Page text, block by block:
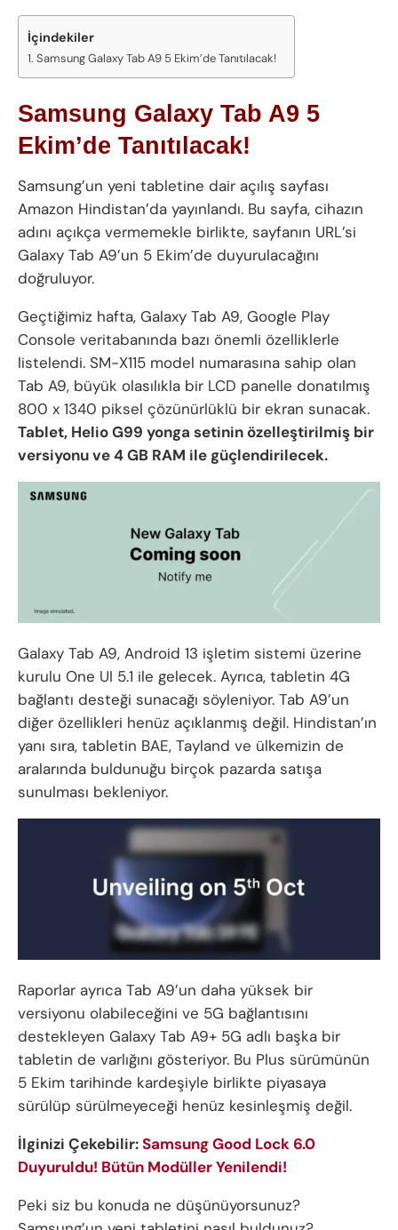
İçindekiler
Samsung Galaxy Tab A9 5 Ekim’de Tanıtılacak!
Samsung Galaxy Tab A9 5
Ekim’de Tanıtılacak!
Samsung’un yeni tabletine dair açılış sayfası
Amazon Hindistan’da yayınlandı. Bu sayfa, cihazın
adını açıkça vermemekle birlikte, sayfanın URL’si
Galaxy Tab A9’un 5 Ekim’de duyurulacağını
doğruluyor.
Geçtiğimiz hafta, Galaxy Tab A9, Google Play
Console veritabanında bazı önemli özelliklerle
listelendi. SM-X115 model numarasına sahip olan
Tab A9, büyük olasılıkla bir LCD panelle donatılmış
800 x 1340 piksel çözünürlüklü bir ekran sunacak.
Tablet, Helio G99 yonga setinin özelleştirilmiş bir
versiyonu ve 4 GB RAM ile güçlendirilecek.
Galaxy Tab A9, Android 13 işletim sistemi üzerine
kurulu One UI 5.1 ile gelecek. Ayrıca, tabletin 4G
bağlantı desteği sunacağı söyleniyor. Tab A9’un
diğer özellikleri henüz açıklanmış değil. Hindistan’ın
yanı sıra, tabletin BAE, Tayland ve ülkemizin de
aralarında buldunuğu birçok pazarda satışa
sunulması bekleniyor.
Raporlar ayrıca Tab A9’un daha yüksek bir
versiyonu olabileceğini ve 5G bağlantısını
destekleyen Galaxy Tab A9+ 5G adlı başka bir
tabletin de varlığını gösteriyor. Bu Plus sürümünün
5 Ekim tarihinde kardeşiyle birlikte piyasaya
sürülüp sürülmeyeceği henüz kesinleşmiş değil.
İlginizi Çekebilir:Samsung Good Lock 6.0
Duyuruldu! Bütün Modüller Yenilendi!
Peki siz bu konuda ne düşünüyorsunuz?